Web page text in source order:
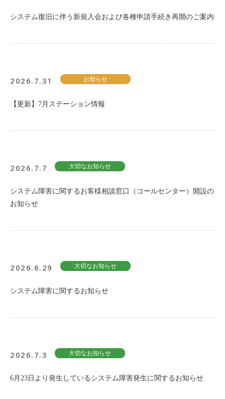
システム復旧に伴う新規入会および各種申請手続き再開のご案内
2026.7.31 お知らせ
【更新】7月ステーション情報
2026.7.7 大切なお知らせ
システム障害に関するお客様相談窓口（コールセンター）開設の
お知らせ
2026.6.29 大切なお知らせ
システム障害に関するお知らせ
2026.7.3 大切なお知らせ
6月23日より発生しているシステム障害発生に関するお知らせ